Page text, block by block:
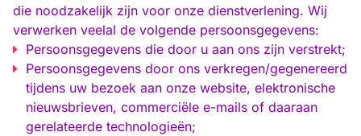
die noodzakelijk zijn voor onze dienstverlening. Wij
verwerken veelal de volgende persoonsgegevens:
Persoonsgegevens die door u aan ons zijn verstrekt;
Persoonsgegevens door ons verkregen/gegenereerd
tijdens uw bezoek aan onze website, elektronische
nieuwsbrieven, commerciële e-mails of daaraan
gerelateerde technologieën;